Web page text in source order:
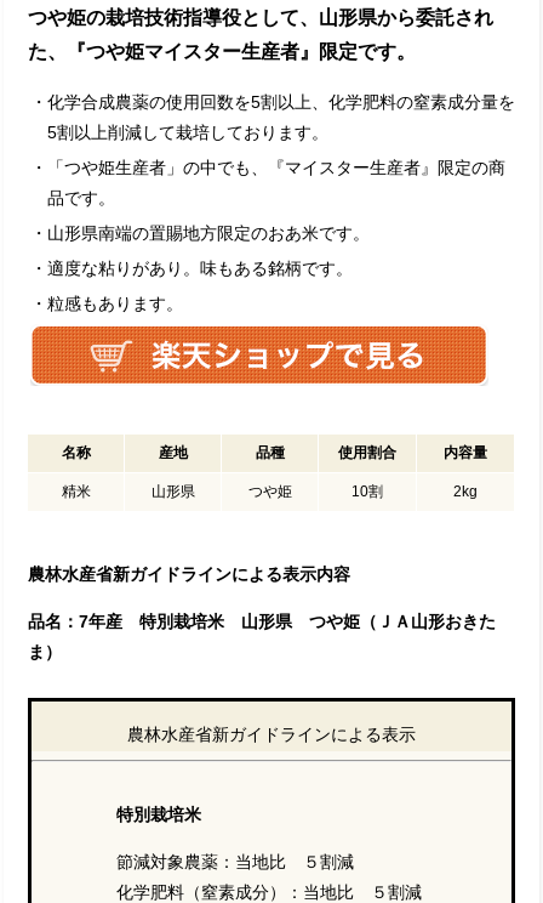
つや姫の栽培技術指導役として、山形県から委託され
た、『つや姫マイスター生産者』限定です。
・化学合成農薬の使用回数を5割以上、化学肥料の窒素成分量を
5割以上削減して栽培しております。
・「つや姫生産者」の中でも、『マイスター生産者』限定の商
品です。
・山形県南端の置賜地方限定のおあ米です。
・適度な粘りがあり。味もある銘柄です。
・粒感もあります。
名称 産地 品種 使用割合 内容量
精米 山形県 つや姫 10割 2kg
農林水産省新ガイドラインによる表示内容
品名：7年産 特別栽培米 山形県 つや姫（ＪＡ山形おきた
ま）
農林水産省新ガイドラインによる表示
特別栽培米
節減対象農薬：当地比 ５割減
化学肥料（窒素成分）：当地比 ５割減